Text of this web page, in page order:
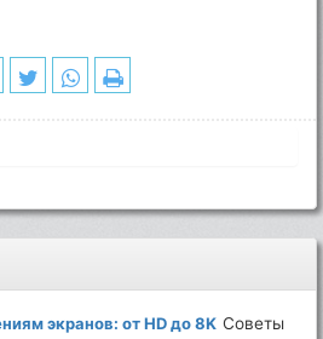
экранов: от HD до 8K Советы